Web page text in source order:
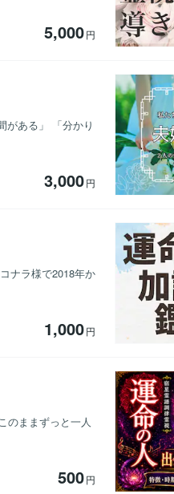
5,000円
がある」 「分かり
3,000円
ナラ様で2018年か
1,000円
のままずっと一人
500円